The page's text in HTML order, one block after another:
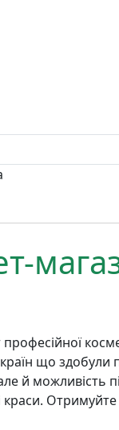
країн що
й можливість
краси.